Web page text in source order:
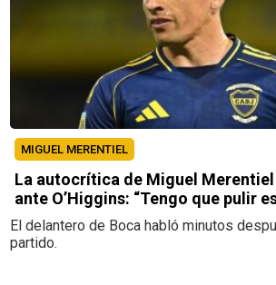
MIGUEL MERENTIEL
La autocrítica de Miguel
ante O’Higgins: “Tengo que pulir
El delantero de Boca habló minutos
partido.